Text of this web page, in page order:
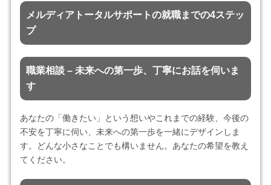
メルディアトータルサポートの就職までの4ステッ
プ
職業相談 – 未来への第一歩、丁寧にお話を伺いま
す
あなたの「働きたい」という想いやこれまでの経験、今後の
不安を丁寧に伺い、未来への第一歩を一緒にデザインしま
す。どんな小さなことでも構いません。あなたの希望を教え
てください。